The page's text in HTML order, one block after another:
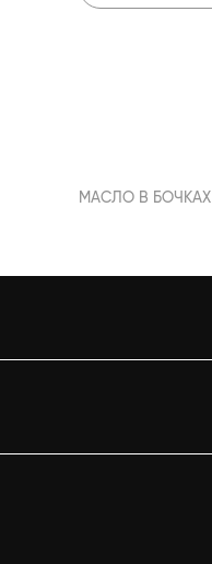
МАСЛО В БОЧКАХ